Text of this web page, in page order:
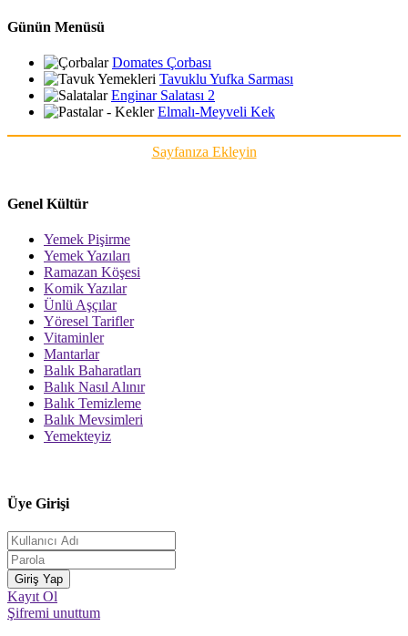
Günün Menüsü
Domates Çorbası
Tavuklu Yufka Sarması
Enginar Salatası 2
Elmalı-Meyveli Kek
Sayfanıza Ekleyin
Genel Kültür
Yemek Pişirme
Yemek Yazıları
Ramazan Köşesi
Komik Yazılar
Ünlü Aşçılar
Yöresel Tarifler
Vitaminler
Mantarlar
Balık Baharatları
Balık Nasıl Alınır
Balık Temizleme
Balık Mevsimleri
Yemekteyiz
Üye Girişi
Kayıt Ol
Şifremi unuttum